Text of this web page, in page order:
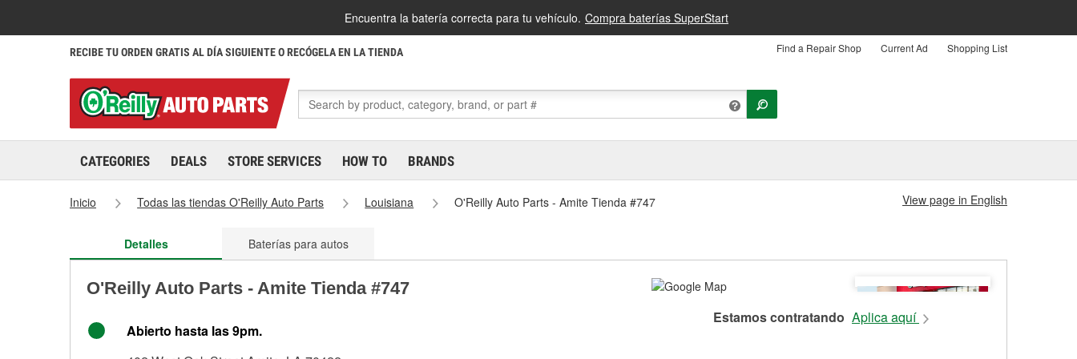
Encuentra la batería correcta para tu vehículo. Compra baterías SuperStart
RECIBE TU ORDEN GRATIS AL DÍA SIGUIENTE O RECÓGELA EN LA TIENDA Find a Repair Shop Current Ad Shopping List
CATEGORIES DEALS STORE SERVICES HOW TO BRANDS
Inicio Todas las tiendas O'Reilly Auto Parts Louisiana O'Reilly Auto Parts - Amite Tienda #747 View page in English
Detalles Baterías para autos
O'Reilly Auto Parts - Amite Tienda #747
Abierto hasta las 9pm.
Estamos contratando Aplica aquí